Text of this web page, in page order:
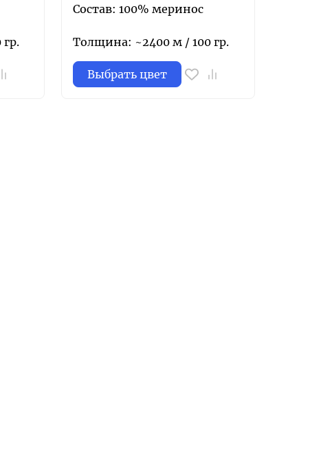
Состав: 100% меринос
Толщина: ~2400 м / 100 гр.
Выбрать цвет